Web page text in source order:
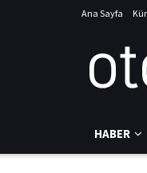
Ana Sayfa
HABER